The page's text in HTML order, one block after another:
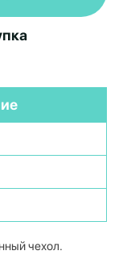
чехол.